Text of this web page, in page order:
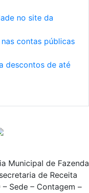
no site da
contas públicas
descontos de até
Municipal de Fazenda
de Receita
Sede – Contagem –